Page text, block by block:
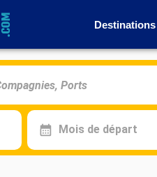
Destinations
Mois de départ